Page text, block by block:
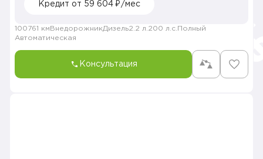
Кредит от 59 604 ₽/мес
100761 км ВнедорожникДизель2.2 л. 200 л.с. Полный
Автоматическая
Консультация